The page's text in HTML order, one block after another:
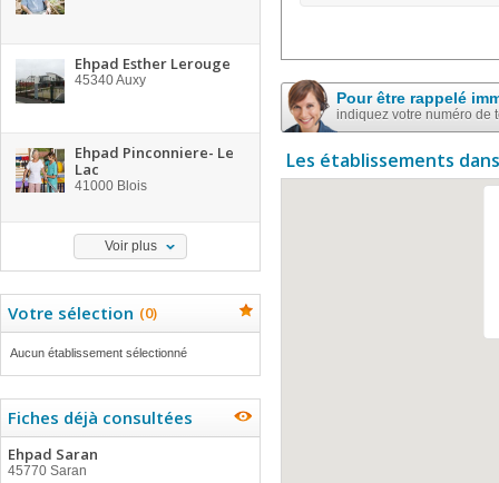
Ehpad Esther Lerouge
45340Auxy
Ehpad Pinconniere- Le
Lac
41000 Blois
Voir plus
Votre sélection (0)
Aucun établissement sélectionné
Fiches déjà consultées
Ehpad Saran
45770 Saran
Pour être rappelé
indiquez votre numéro de
Les établissements